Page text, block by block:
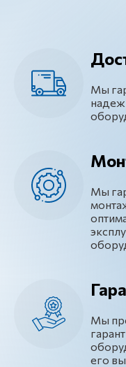
Мы
Мы
Мы
его